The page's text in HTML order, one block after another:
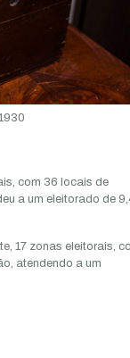
com 36 locais de
a um eleitorado de
17 zonas eleitorais,
atendendo a um